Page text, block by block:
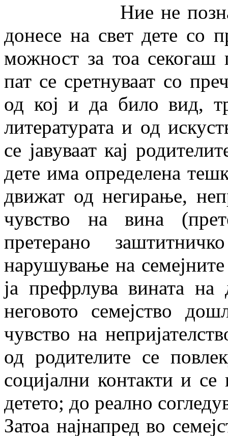
Ние не познаваме
донесе на свет дете со
можност за тоа секогаш
пат се сретнуваат со
од кој и да било вид,
литературата и од
се јавуваат кај
дете има определена
движат од негирање,
чувство на вина
претерано
нарушување на
ја префрлува вината на
неговото семејство
чувство на
од родителите се
социјални контакти и се
детето; до реално
Затоа најнапред во